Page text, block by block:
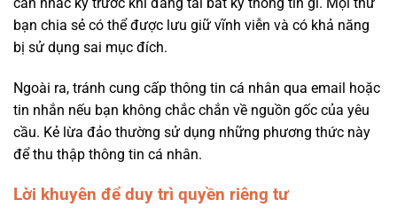
bạn chia sẻ có thể được lưu giữ vĩnh viễn và có khả năng
bị sử dụng sai mục đích.
Ngoài ra, tránh cung cấp thông tin cá nhân qua email hoặc
tin nhắn nếu bạn không chắc chắn về nguồn gốc của yêu
cầu. Kẻ lừa đảo thường sử dụng những phương thức này
để thu thập thông tin cá nhân.
Lời khuyên để duy trì quyền riêng tư